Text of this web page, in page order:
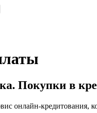
Покупки в
онлайн-